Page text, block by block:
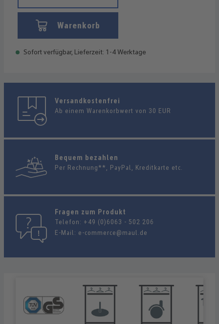
Warenkorb
Sofort verfügbar, Lieferzeit: 1-4 Werktage
Versandkostenfrei
Ab einem Warenkorbwert von 30 EUR
Bequem bezahlen
Per Rechnung**, PayPal, Kreditkarte etc.
Fragen zum Produkt
Telefon: +49 (0)6063 - 502 206
E-Mail: e-commerce@maul.de